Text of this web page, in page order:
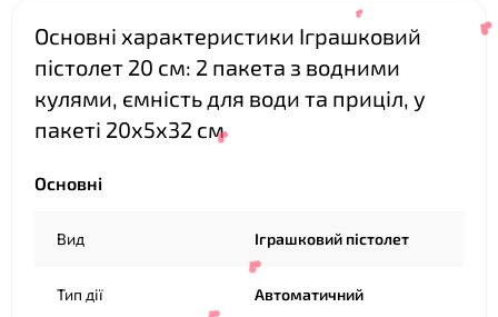
Основні характеристики Іграшковий
пістолет 20 см: 2 пакета з водними
кулями, ємність для води та приціл, у
пакеті 20х5х32 см
Основні
Вид Іграшковий пістолет
Тип дії Автоматичний